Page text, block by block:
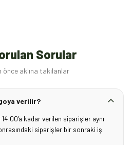
Sorular
önce aklına takılanlar
verilir?
kadar verilen siparişler aynı
siparişler bir sonraki iş